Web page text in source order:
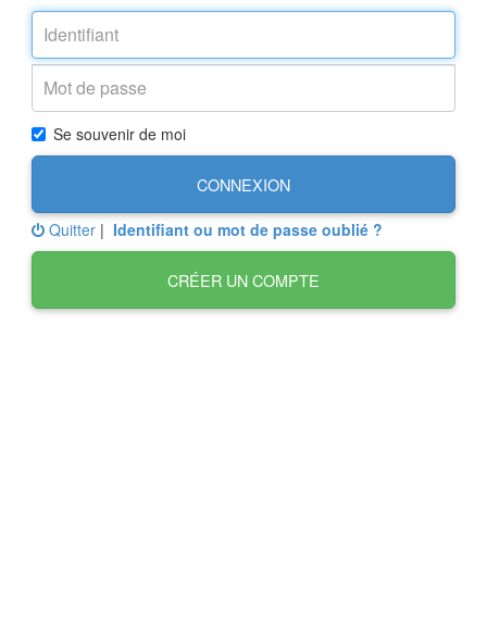
Se souvenir de moi
CONNEXION
Quitter | Identifiant ou mot de passe oublié ?
CRÉER UN COMPTE